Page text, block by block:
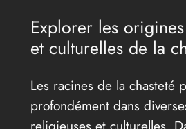
Explorer les
et culturelles de la
Les racines de la chasteté
profondément dans